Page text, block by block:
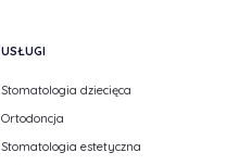
USŁUGI
Stomatologia dziecięca
Ortodoncja
Stomatologia estetyczna